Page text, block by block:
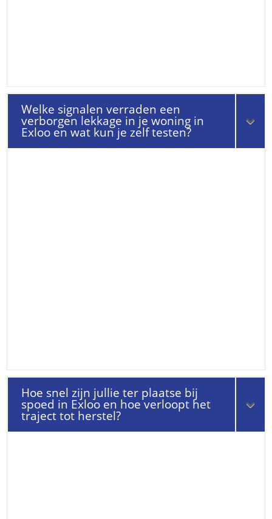
Welke signalen verraden een
verborgen lekkage in je woning in
Exloo en wat kun je zelf testen?
Hoe snel zijn jullie ter plaatse bij
spoed in Exloo en hoe verloopt het
traject tot herstel?